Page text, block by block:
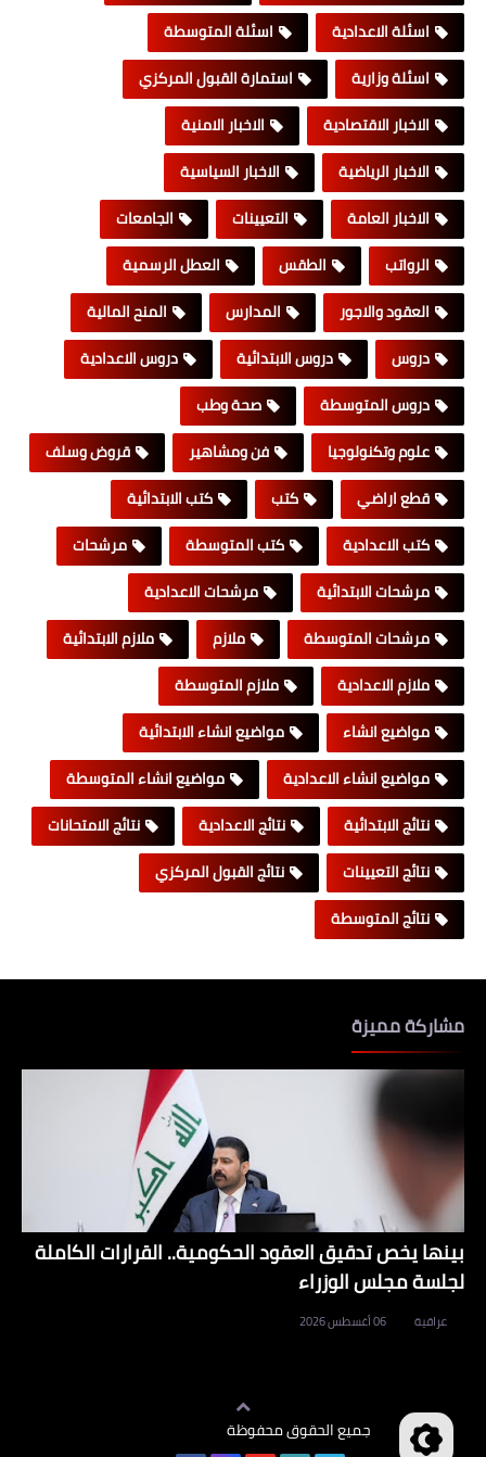
اسئلة الاعدادية
اسئلة المتوسطة
اسئلة وزارية
استمارة القبول المركزي
الاخبار الاقتصادية
الاخبار الامنية
الاخبار الرياضية
الاخبار السياسية
الاخبار العامة
التعيينات
الجامعات
الرواتب
الطقس
العطل الرسمية
العقود والاجور
المدارس
المنح المالية
دروس
دروس الابتدائية
دروس الاعدادية
دروس المتوسطة
صحة وطب
علوم وتكنولوجيا
فن ومشاهير
قروض وسلف
قطع اراضي
كتب
كتب الابتدائية
كتب الاعدادية
كتب المتوسطة
مرشحات
مرشحات الابتدائية
مرشحات الاعدادية
مرشحات المتوسطة
ملازم
ملازم الابتدائية
ملازم الاعدادية
ملازم المتوسطة
مواضيع انشاء
مواضيع انشاء الابتدائية
مواضيع انشاء الاعدادية
مواضيع انشاء المتوسطة
نتائج الابتدائية
نتائج الاعدادية
نتائج الامتحانات
نتائج التعيينات
نتائج القبول المركزي
نتائج المتوسطة
مشاركة مميزة
بينها يخص تدقيق العقود الحكومية.. القرارات الكاملة
لجلسة مجلس الوزراء
عراقية 06 أغسطس 2026
جميع الحقوق محفوظة